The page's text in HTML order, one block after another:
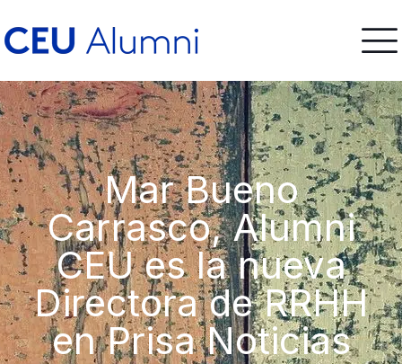
Mar Bueno
Carrasco, Alumni
CEU es la nueva
Directora de RRHH
en Prisa Noticias